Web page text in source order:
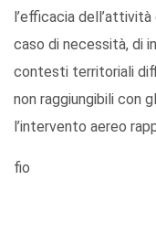
l’efficacia
caso di necessità, di
contesti territoriali
non raggiungibili con
l’intervento aereo
fio